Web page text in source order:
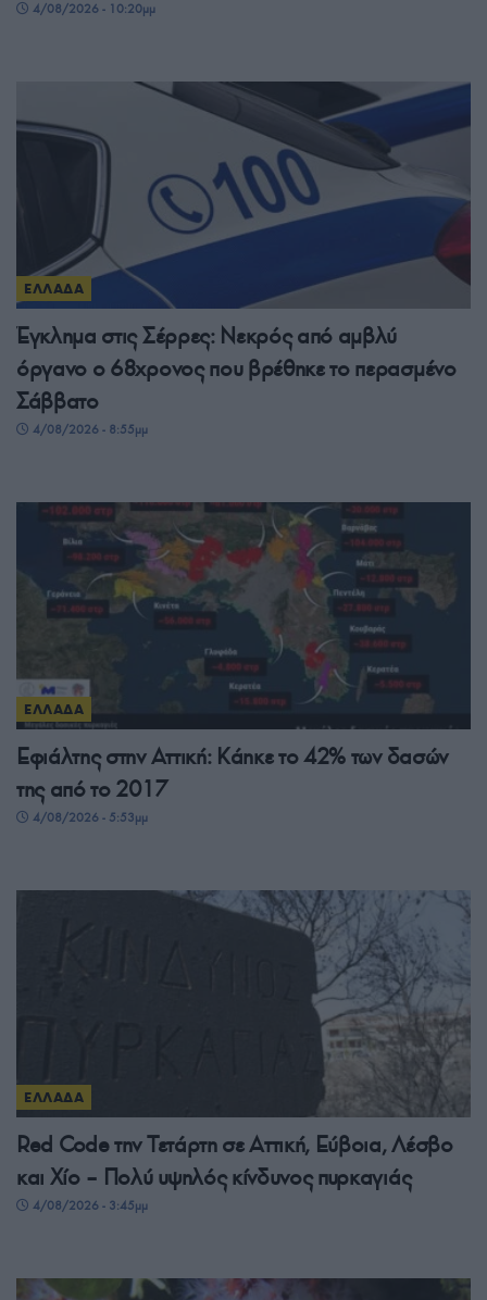
4/08/2026 - 10:20μμ
ΕΛΛΑΔΑ
Έγκλημα στις Σέρρες: Νεκρός από αμβλύ
όργανο ο 68χρονος που βρέθηκε το περασμένο
Σάββατο
4/08/2026 - 8:55μμ
ΕΛΛΑΔΑ
Εφιάλτης στην Αττική: Κάηκε το 42% των δασών
της από το 2017
4/08/2026 - 5:53μμ
ΕΛΛΑΔΑ
Red Code την Τετάρτη σε Αττική, Εύβοια, Λέσβο
και Χίο – Πολύ υψηλός κίνδυνος πυρκαγιάς
4/08/2026 - 3:45μμ